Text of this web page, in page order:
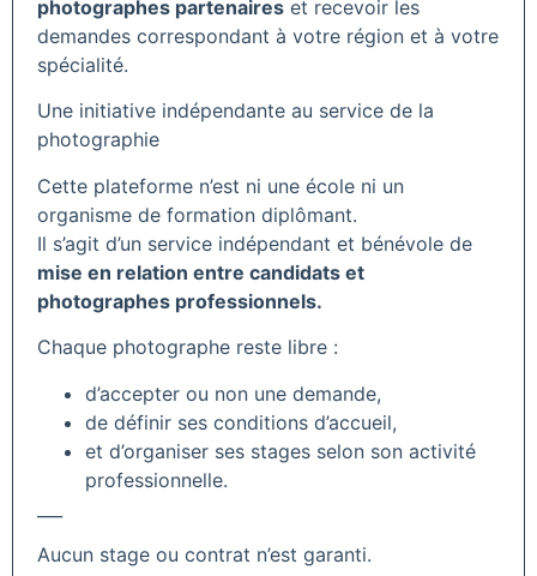
photographes partenaires et recevoir les
demandes correspondant à votre région et à votre
spécialité.
Une initiative indépendante au service de la
photographie
Cette plateforme n’est ni une école ni un
organisme de formation diplômant.
Il s’agit d’un service indépendant et bénévole de
mise en relation entre candidats et
photographes professionnels.
Chaque photographe reste libre :
d’accepter ou non une demande,
de définir ses conditions d’accueil,
et d’organiser ses stages selon son activité
professionnelle.
Aucun stage ou contrat n’est garanti.